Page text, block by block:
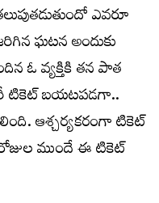
ఎవరూ
ఘటన అందుకు
ఓ వ్యక్తికి తన పాత
టికెట్ బయటపడగా..
ఆశ్చర్యకరంగా టికెట్
ముందే ఈ టికెట్